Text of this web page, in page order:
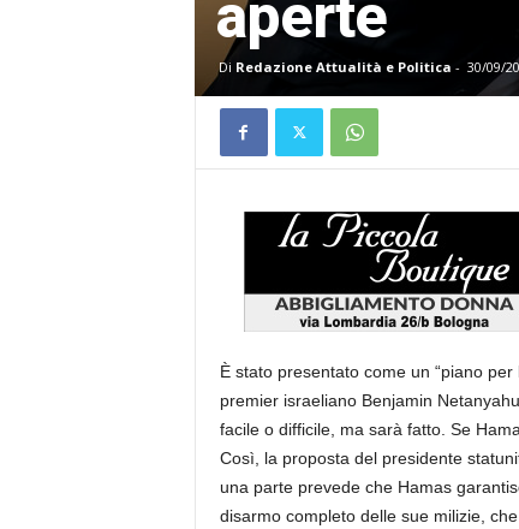
aperte
Di Redazione Attualità e Politica - 30/09/
È stato presentato come un “piano
premier israeliano Benjamin
facile o difficile, ma sarà fatto. Se
Così, la proposta del presidente
una parte prevede che Hamas
disarmo completo delle sue milizie,